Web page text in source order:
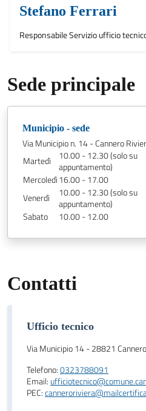
Stefano Ferrari
Responsabile Servizio ufficio
Sede principale
Municipio - sede
Via Municipio n. 14 - Cannero
Martedì
10.00 - 12.30 (solo su
appuntamento)
Mercoledì16.00 - 17.00
Venerdì
10.00 - 12.30 (solo su
appuntamento)
Sabato
10.00 - 12.00
Contatti
Ufficio tecnico
Via Municipio 14 - 28821
Telefono:0323788091
Email:
PEC: